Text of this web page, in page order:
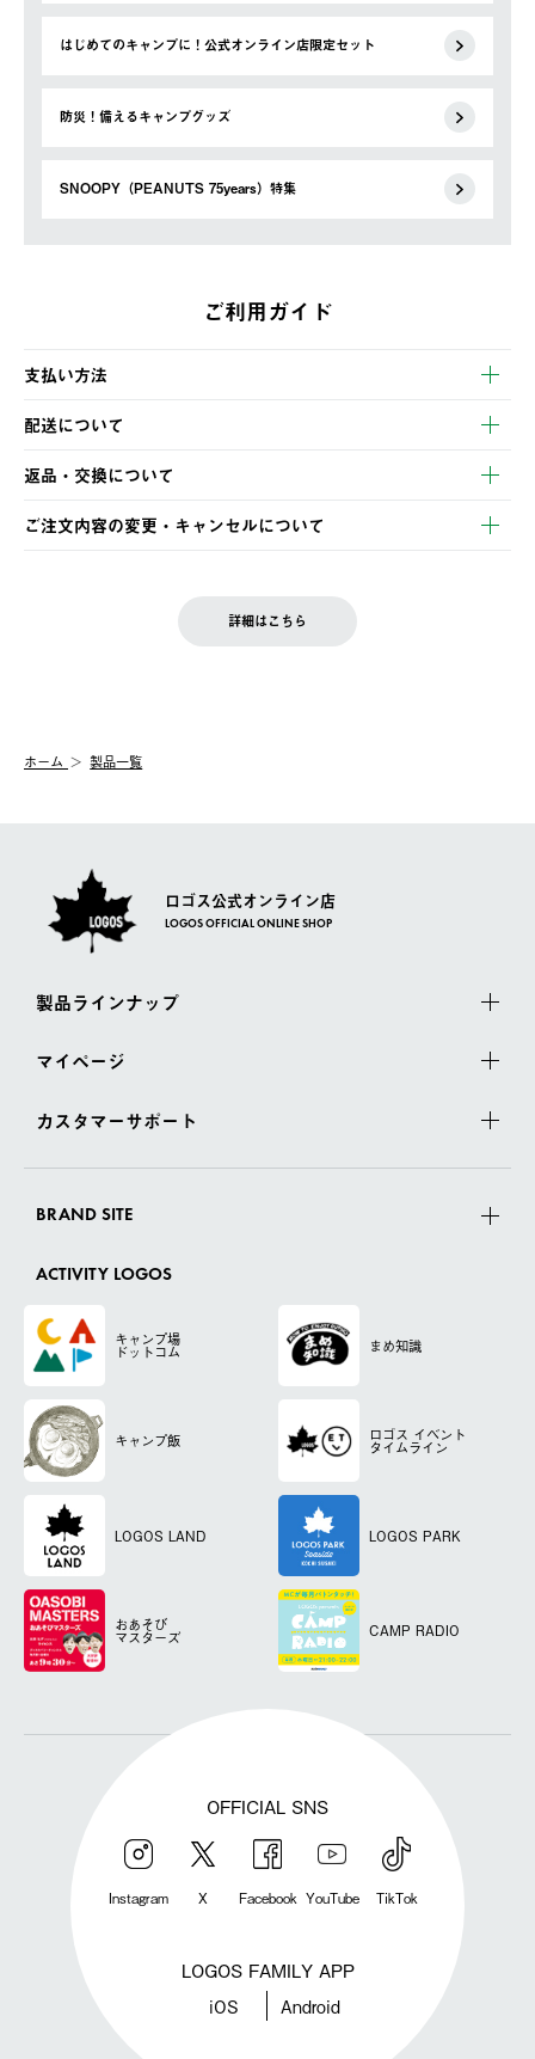
はじめてのキャンプに！公式オンライン店限定セット
防災！備えるキャンプグッズ
SNOOPY（PEANUTS 75years）特集
ご利用ガイド
支払い方法
以下のいずれかの方法でお支払いいただけます。
・クレジットカード決済
・コンビニ決済
・Pay-easy決済
配送について
【発送スケジュール】
ご注文・ご入金完了より2営業日以内に商品を発送いたします。
土日祝の発送はございませんので、木曜日以降のご注文は週明け
の発送となる場合がございます。
【配送業者】
佐川急便にて配送されます。
返品・交換について
※お客様都合の場合
お客様都合の返品にかかる送料は、お客様ご負担とさせていただ
一度お手元の商品を返品いただき、ご希望商品を再注文してくだ
ご注文内容の変更・キャンセルについて
LOGOS FAMILY会員の方は、会員マイページ内 購入履歴画面に
詳細はこちら
ホーム 製品一覧
ロゴス公式オンライン店
LOGOS OFFICIAL ONLINE SHOP
製品ラインナップ
マイページ
カスタマーサポート
BRAND SITE
ACTIVITY LOGOS
キャンプ場
ドットコム まめ知識
キャンプ飯 ロゴス イベント
タイムライン
LOGOS LAND LOGOS PARK
おあそび
マスターズ CAMP RADIO
OFFICIAL SNS
Instagram X Facebook YouTube TikTok
LOGOS FAMILY APP
iOS Android